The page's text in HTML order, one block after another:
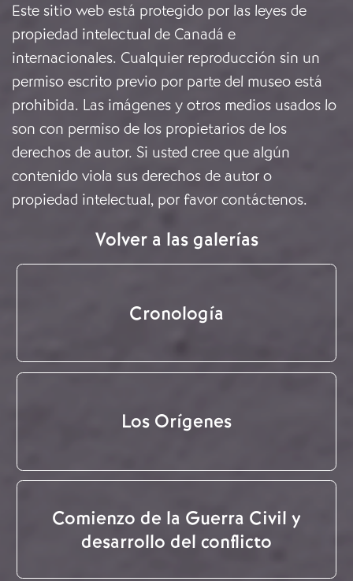
Este sitio web está protegido por las leyes de
propiedad intelectual de Canadá e
internacionales. Cualquier reproducción sin un
permiso escrito previo por parte del museo está
prohibida. Las imágenes y otros medios usados lo
son con permiso de los propietarios de los
derechos de autor. Si usted cree que algún
contenido viola sus derechos de autor o
propiedad intelectual, por favor contáctenos.
Volver a las galerías
Cronología
Los Orígenes
Comienzo de la Guerra Civil y
desarrollo del conflicto